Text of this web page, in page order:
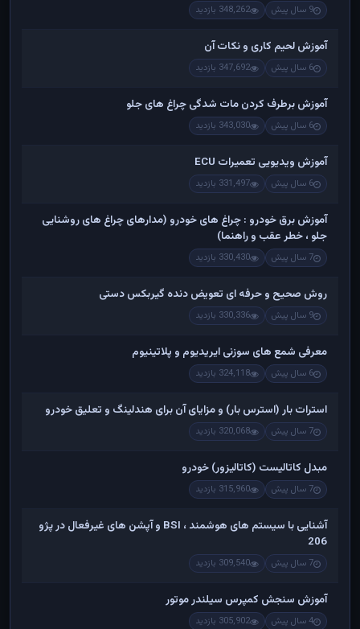
9 سال پیش 348,262 بازدید
آموزش لحیم کاری و نکات آن
6 سال پیش 347,692 بازدید
آموزش برطرف کردن مات شدگی چراغ های جلو
6 سال پیش 343,030 بازدید
آموزش ویدیویی تعمیرات ECU
6 سال پیش 331,497 بازدید
آموزش برق خودرو : چراغ های خودرو (مدارهای چراغ های روشنایی
جلو ، خطر عقب و راهنما)
7 سال پیش 330,430 بازدید
روش صحیح و حرفه ای تعویض دنده گیربکس دستی
9 سال پیش 330,336 بازدید
معرفی شمع های سوزنی ایریدیوم و پلاتینیوم
6 سال پیش 324,118 بازدید
استرات بار (استرس بار) و مزایای آن برای هندلینگ و تعلیق خودرو
7 سال پیش 320,068 بازدید
مبدل کاتالیست (کاتالیزور) خودرو
7 سال پیش 315,960 بازدید
آشنایی با سیستم های هوشمند ، BSI و آپشن های غیرفعال در پژو
206
7 سال پیش 309,540 بازدید
آموزش سنجش کمپرس سیلندر موتور
4 سال پیش 305,902 بازدید